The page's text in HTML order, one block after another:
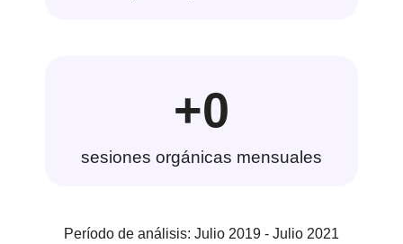
sesiones orgánicas mensuales
+0
Período de análisis: Julio 2019 - Julio 2021